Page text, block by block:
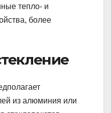
тепло- и
более
из алюминия или